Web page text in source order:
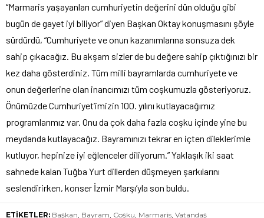
“Marmaris yaşayanları cumhuriyetin değerini dün olduğu gibi
bugün de gayet iyi biliyor” diyen Başkan Oktay konuşmasını şöyle
sürdürdü, “Cumhuriyete ve onun kazanımlarına sonsuza dek
sahip çıkacağız. Bu akşam sizler de bu değere sahip çıktığınızı bir
kez daha gösterdiniz. Tüm milli bayramlarda cumhuriyete ve
onun değerlerine olan inancımızı tüm coşkumuzla gösteriyoruz.
Önümüzde Cumhuriyet’imizin 100. yılını kutlayacağımız
programlarımız var. Onu da çok daha fazla coşku içinde yine bu
meydanda kutlayacağız. Bayramınızı tekrar en içten dileklerimle
kutluyor, hepinize iyi eğlenceler diliyorum.” Yaklaşık iki saat
sahnede kalan Tuğba Yurt dillerden düşmeyen şarkılarını
seslendirirken, konser İzmir Marşı’yla son buldu.
ETİKETLER: Başkan Bayram Coşku Marmaris Vatandaş